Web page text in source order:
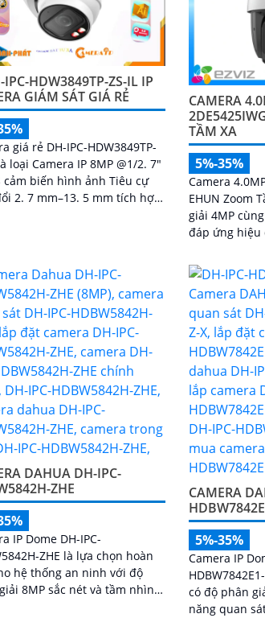
HDW3849TP-ZS-IL IP
GIÁM SÁT GIÁ RẺ
giá rẻ DH-IPC-HDW3849TP-
loại Camera IP 8MP @1/2. 7"
cảm biến hình ảnh Tiêu cự
2. 7 mm–13. 5 mm tích hợp
CAMERA
TẦM XA
5%-35%
Camera
EHUN Zoom
giải 4MP
đáp ứng hiệu
DAHUA DH-IPC-
ZHE
IP Dome DH-IPC-
ZHE là lựa chọn hoàn
hệ thống an ninh với độ
8MP sắc nét và tầm nhìn
CAMERA
5%-35%
Camera IP
có độ phân
năng quan